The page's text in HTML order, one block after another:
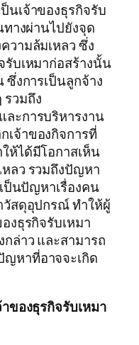
นเจ้าของธุรกิจรับ
ทางผ่านไปยังจุด
วามล้มเหลว ซึ่ง
รับเหมาก่อสร้างนั้น
ซึ่งการเป็นลูกจ้าง
วมถึง
ะการบริหารงาน
เจ้าของกิจการที่
ห้ได้มีโอกาสเห็น
หลว รวมถึงปัญหา
ป็นปัญหาเรื่องคน
วัสดุอุปกรณ์ ทำให้ผู้
งธุรกิจรับเหมา
ล่าว และสามารถ
หาที่อาจจะเกิด
ของธุรกิจรับเหมา